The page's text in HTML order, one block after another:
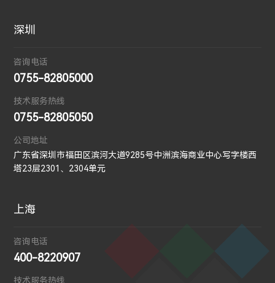
深圳
咨询电话
0755-82805000
技术服务热线
0755-82805050
公司地址
广东省深圳市福田区滨河大道9285号中洲滨海商业中心写字楼西
塔23层2301、2304单元
上海
咨询电话
400-8220907
技术服务热线